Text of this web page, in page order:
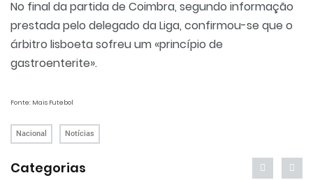
No final da partida de Coimbra, segundo informação
prestada pelo delegado da Liga, confirmou-se que o
árbitro lisboeta sofreu um «princípio de
gastroenterite».
Fonte: Mais Futebol
Nacional Notícias
Categorias